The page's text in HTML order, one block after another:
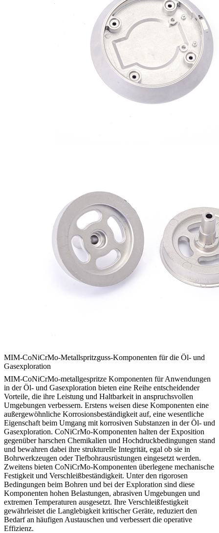
MIM-CoNiCrMo-Metallspritzguss-Komponenten für die Öl- und
Gasexploration
MIM-CoNiCrMo-metallgespritze Komponenten für Anwendungen
in der Öl- und Gasexploration bieten eine Reihe entscheidender
Vorteile, die ihre Leistung und Haltbarkeit in anspruchsvollen
Umgebungen verbessern. Erstens weisen diese Komponenten eine
außergewöhnliche Korrosionsbeständigkeit auf, eine wesentliche
Eigenschaft beim Umgang mit korrosiven Substanzen in der Öl- und
Gasexploration. CoNiCrMo-Komponenten halten der Exposition
gegenüber harschen Chemikalien und Hochdruckbedingungen stand
und bewahren dabei ihre strukturelle Integrität, egal ob sie in
Bohrwerkzeugen oder Tiefbohrausrüstungen eingesetzt werden.
Zweitens bieten CoNiCrMo-Komponenten überlegene mechanische
Festigkeit und Verschleißbeständigkeit. Unter den rigorosen
Bedingungen beim Bohren und bei der Exploration sind diese
Komponenten hohen Belastungen, abrasiven Umgebungen und
extremen Temperaturen ausgesetzt. Ihre Verschleißfestigkeit
gewährleistet die Langlebigkeit kritischer Geräte, reduziert den
Bedarf an häufigen Austauschen und verbessert die operative
Effizienz.